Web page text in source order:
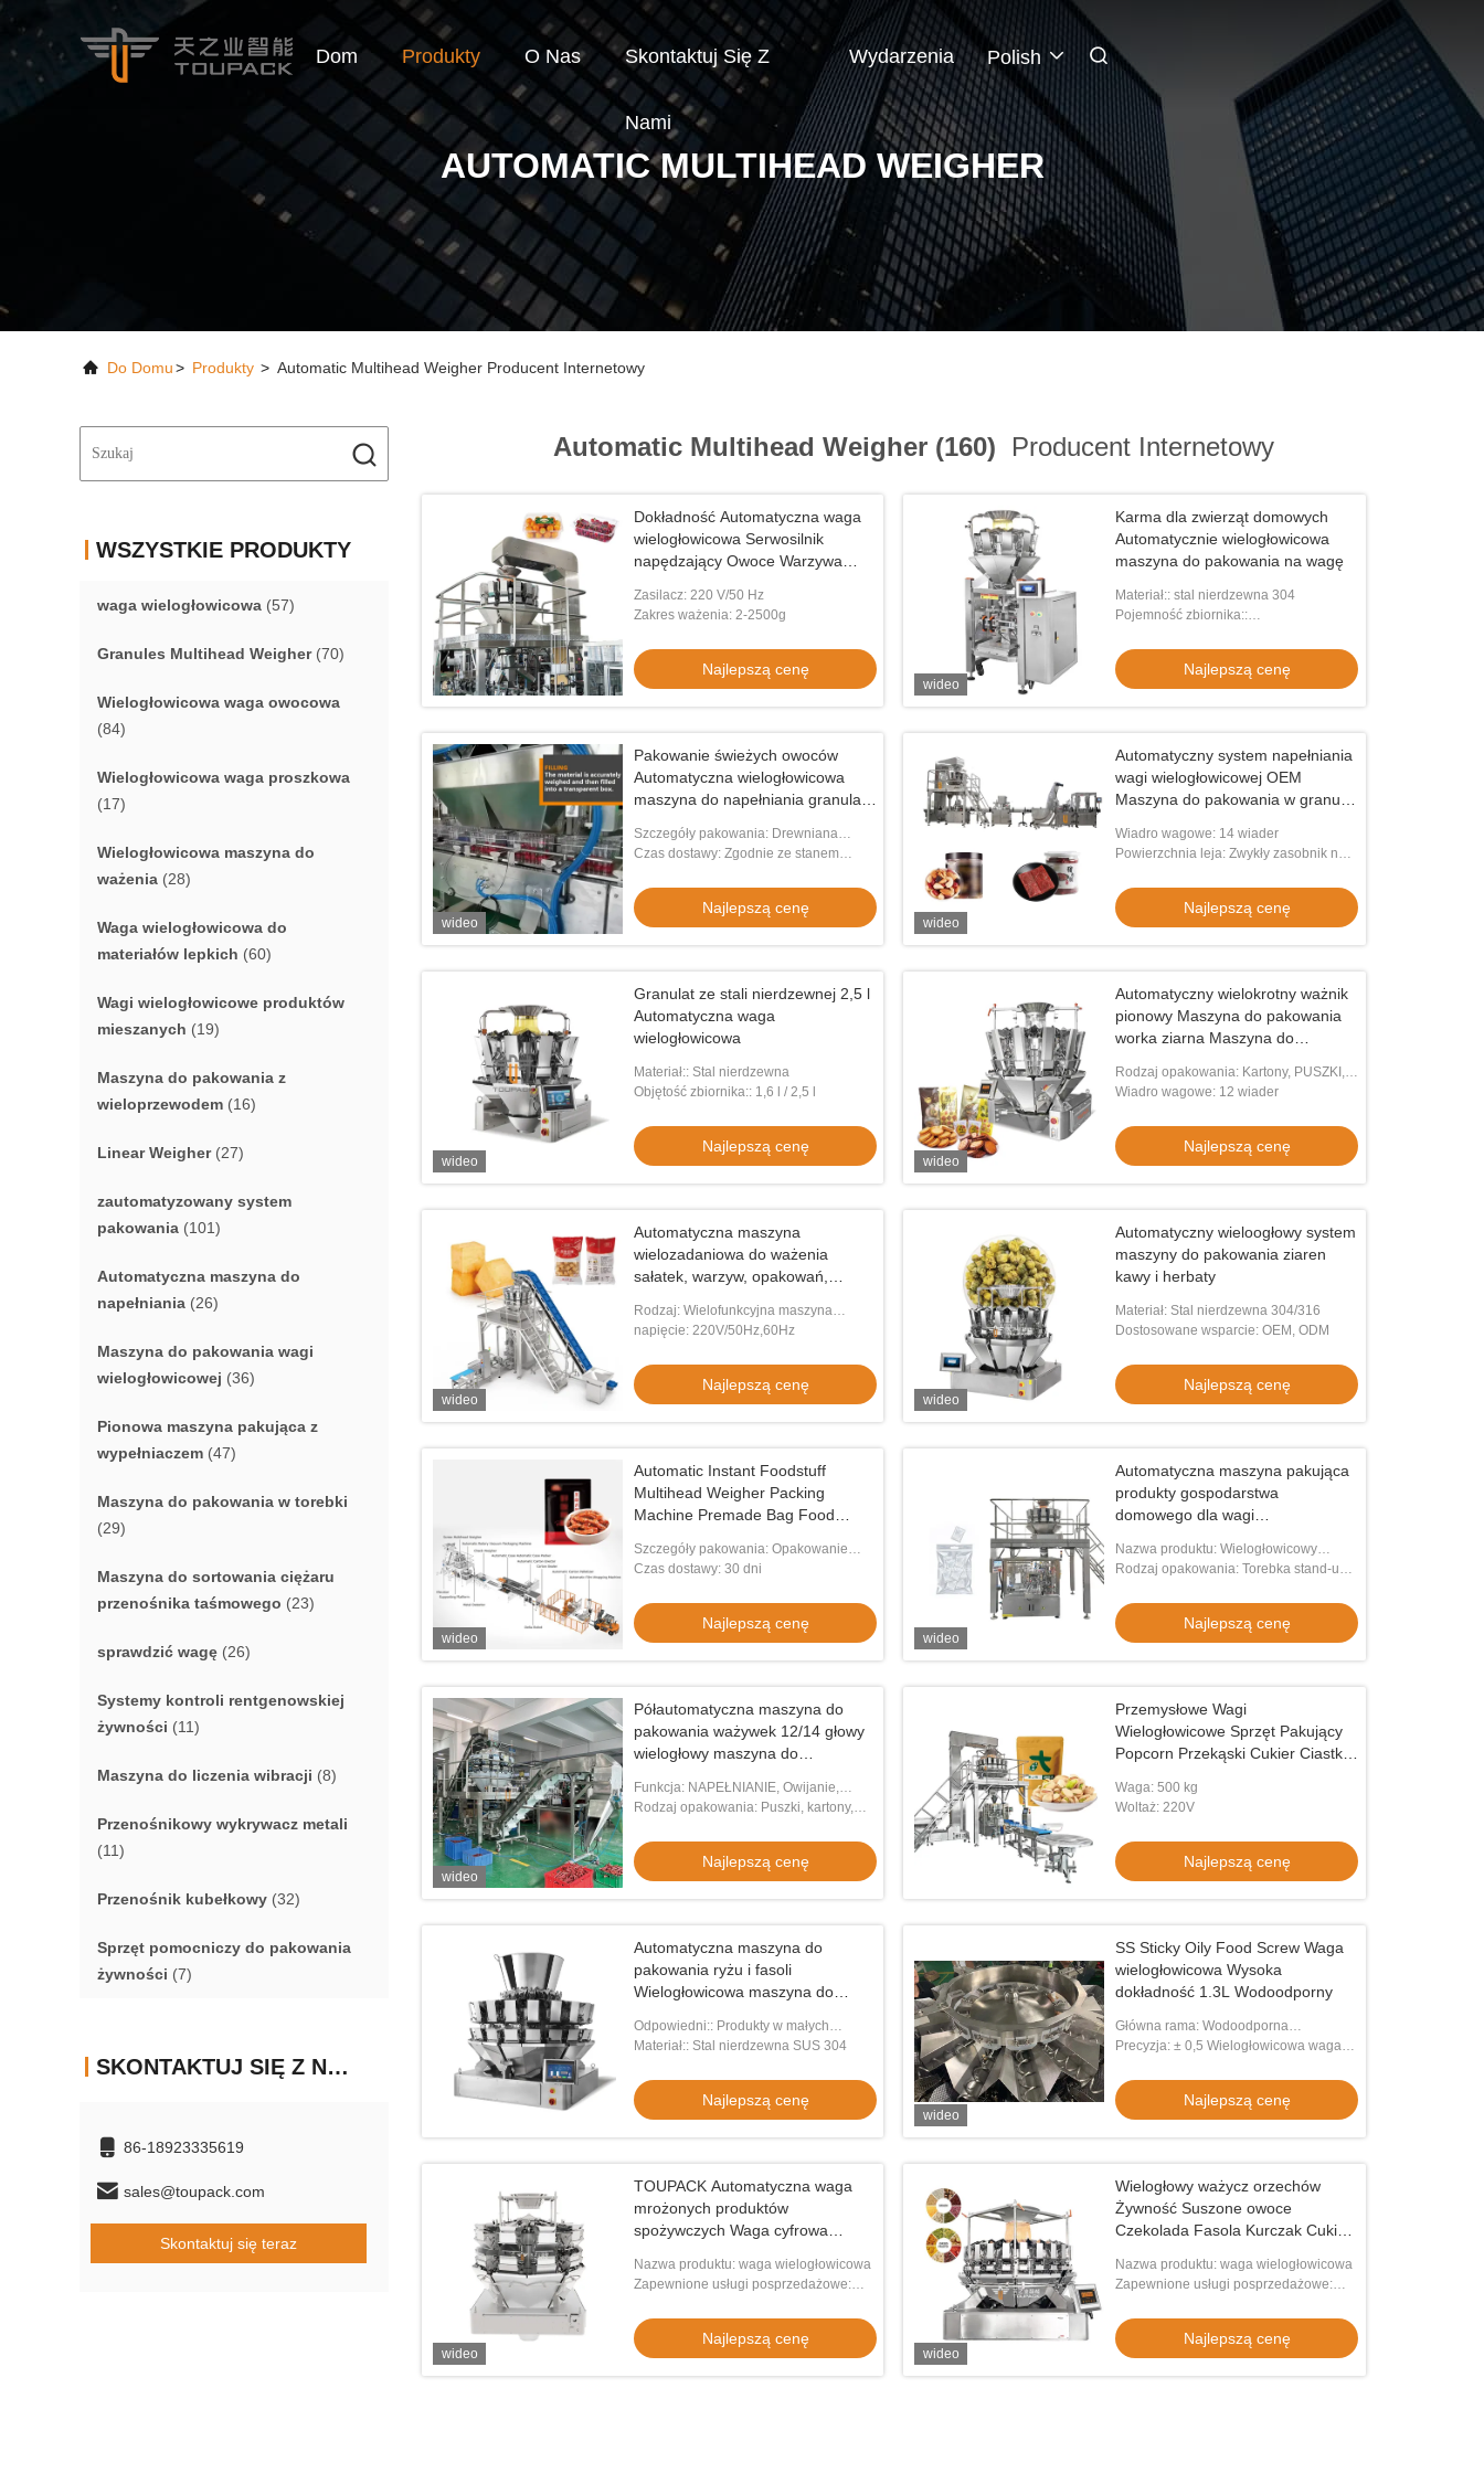
Dom Produkty O Nas Skontaktuj Się Z
Nami
Wydarzenia Polish
AUTOMATIC MULTIHEAD WEIGHER
Do Domu> Produkty > Automatic Multihead Weigher Producent Internetowy
WSZYSTKIE PRODUKTY
waga wielogłowicowa (57)
Granules Multihead Weigher(70)
Wielogłowicowa waga owocowa
(84)
Wielogłowicowa waga proszkowa
(17)
Wielogłowicowa maszyna do
ważenia (28)
Waga wielogłowicowa do
materiałów lepkich (60)
Wagi wielogłowicowe produktów
mieszanych (19)
Maszyna do pakowania z
wieloprzewodem (16)
Linear Weigher(27)
zautomatyzowany system
pakowania (101)
Automatyczna maszyna do
napełniania (26)
Maszyna do pakowania wagi
wielogłowicowej (36)
Pionowa maszyna pakująca z
wypełniaczem (47)
Maszyna do pakowania w torebki
(29)
Maszyna do sortowania ciężaru
przenośnika taśmowego (23)
sprawdzić wagę (26)
Systemy kontroli rentgenowskiej
żywności (11)
Maszyna do liczenia wibracji (8)
Przenośnikowy wykrywacz metali
(11)
Przenośnik kubełkowy (32)
Sprzęt pomocniczy do pakowania
żywności (7)
SKONTAKTUJ SIĘ Z NAMI
86-18923335619
sales@toupack.com
Skontaktuj się teraz
Automatic Multihead Weigher (160) Producent Internetowy
Dokładność Automatyczna waga
wielogłowicowa Serwosilnik
napędzający Owoce Warzywa
Zasilacz: 220 V/50 Hz
Zakres ważenia: 2-2500g
Najlepszą cenę
wideo
Karma dla zwierząt domowych
Automatycznie wielogłowicowa
maszyna do pakowania na wagę
Materiał:: stal nierdzewna 304
Pojemność zbiornika::
Najlepszą cenę
wideo
Pakowanie świeżych owoców
Automatyczna wielogłowicowa
maszyna do napełniania granulatu
pomidorów
Szczegóły pakowania: Drewniana
skrzynka
Czas dostawy: Zgodnie ze stanem
Najlepszą cenę
wideo
Automatyczny system napełniania
wagi wielogłowicowej OEM
Maszyna do pakowania w granulki
Wiadro wagowe: 14 wiader
Powierzchnia leja: Zwykły zasobnik na
Najlepszą cenę
wideo
Granulat ze stali nierdzewnej 2,5 l
Automatyczna waga
wielogłowicowa
Materiał:: Stal nierdzewna
Objętość zbiornika:: 1,6 l / 2,5 l
Najlepszą cenę
wideo
Automatyczny wielokrotny ważnik
pionowy Maszyna do pakowania
worka ziarna Maszyna do
pakowania orzechów
Rodzaj opakowania: Kartony, PUSZKI,
Butelki, Torebki stojące, Torby, Folie,
Wiadro wagowe: 12 wiader
Najlepszą cenę
wideo
Automatyczna maszyna
wielozadaniowa do ważenia
sałatek, warzyw, opakowań,
Rodzaj: Wielofunkcyjna maszyna
pakująca
napięcie: 220V/50Hz,60Hz
Najlepszą cenę
wideo
Automatyczny wieloogłowy system
maszyny do pakowania ziaren
kawy i herbaty
Materiał: Stal nierdzewna 304/316
Dostosowane wsparcie: OEM, ODM
Najlepszą cenę
wideo
Automatic Instant Foodstuff
Multihead Weigher Packing
Machine Premade Bag Food
Szczegóły pakowania: Opakowanie
drewniane
Czas dostawy: 30 dni
Najlepszą cenę
wideo
Automatyczna maszyna pakująca
produkty gospodarstwa
domowego dla wagi
Nazwa produktu: Wielogłowicowy
system pakowania z wagą
Rodzaj opakowania: Torebka stand-up,
Najlepszą cenę
wideo
Półautomatyczna maszyna do
pakowania ważywek 12/14 głowy
wielogłowy maszyna do
Funkcja: NAPEŁNIANIE, Owijanie,
Zakręcanie, Zgrzewanie, liczenie
Rodzaj opakowania: Puszki, kartony,
Najlepszą cenę
Przemysłowe Wagi
Wielogłowicowe Sprzęt Pakujący
Popcorn Przekąski Cukier Ciastka
Worków Foliowych Linia Pakująca
Waga: 500 kg
Woltaż: 220V
Najlepszą cenę
Automatyczna maszyna do
pakowania ryżu i fasoli
Wielogłowicowa maszyna do
sterowania
Odpowiedni:: Produkty w małych
granulkach
Materiał:: Stal nierdzewna SUS 304
Najlepszą cenę
wideo
SS Sticky Oily Food Screw Waga
wielogłowicowa Wysoka
dokładność 1.3L Wodoodporny
Główna rama: Wodoodporna
wielogłowicowa waga ślimakowa SS
Precyzja: ± 0,5 Wielogłowicowa waga
Najlepszą cenę
wideo
TOUPACK Automatyczna waga
mrożonych produktów
spożywczych Waga cyfrowa
wielozadomowa seria waga
Nazwa produktu: waga wielogłowicowa
Zapewnione usługi posprzedażowe:
maszyn za granicą
Najlepszą cenę
wideo
Wielogłowy ważycz orzechów
Żywność Suszone owoce
Czekolada Fasola Kurczak Cukier
Zamknięty worek Maszyna do
pakowania
Nazwa produktu: waga wielogłowicowa
Zapewnione usługi posprzedażowe:
maszyn za granicą
Najlepszą cenę